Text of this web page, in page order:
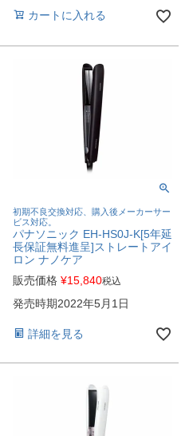
カートに入れる
初期不良交換対応、購入後メーカーサー
ビス対応。
パナソニック EH-HS0J-K[5年延
長保証無料進呈]ストレートアイ
ロン ナノケア
販売価格 ¥15,840税込
発売時期2022年5月1日
詳細を見る